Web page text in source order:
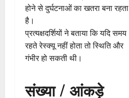
होने से दुर्घटनाओं का खतरा बना रहता
है।
प्रत्यक्षदर्शियों ने बताया कि यदि समय
रहते रेस्क्यू नहीं होता तो स्थिति और
गंभीर हो सकती थी।
संख्या / आंकड़े